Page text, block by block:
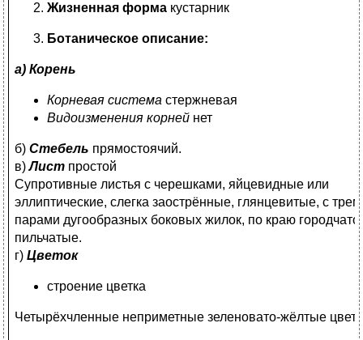
Жизненная форма кустарник
Ботаническое описание:
а) Корень
Корневая система стержневая
Видоизменения корней нет
б) Стебель прямостоячий.
в)Лист простой
Супротивные листья с черешками, яйцевидные или
эллиптические, слегка заострённые, глянцевитые, с
парами дугообразных боковых жилок, по краю городчато-
пильчатые.
г) Цветок
строение цветка
Четырёхчленные неприметные зеленовато-жёлтые